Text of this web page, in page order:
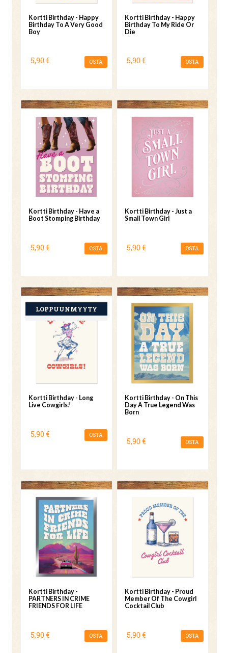
Kortti Birthday - Happy
Birthday To A Very Good
Boy
5,90 € OSTA
Kortti Birthday - Happy
Birthday To My Ride Or
Die
5,90 € OSTA
Kortti Birthday - Have a
Boot Stomping Birthday
5,90 € OSTA
Kortti Birthday - Just a
Small Town Girl
5,90 € OSTA
Kortti Birthday - Long
Live Cowgirls!
5,90 € OSTA
Kortti Birthday - On This
Day A True Legend Was
Born
5,90 € OSTA
Kortti Birthday -
PARTNERS IN CRIME
FRIENDS FOR LIFE
5,90 € OSTA
Kortti Birthday - Proud
Member Of The Cowgirl
Cocktail Club
5,90 € OSTA